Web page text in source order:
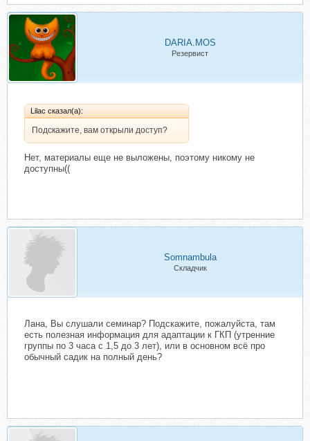
DARIA.MOS
Резервист
Lilac сказал(а):
Подскажите, вам открыли доступ?
Нет, материалы еще не выложены, поэтому никому не
доступны((
Somnambula
Складчик
Лана, Вы слушали семинар? Подскажите, пожалуйста, там
есть полезная информация для адаптации к ГКП (утренние
группы по 3 часа с 1,5 до 3 лет), или в основном всё про
обычный садик на полный день?